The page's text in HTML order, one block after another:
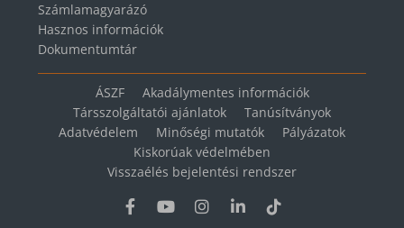
Számlamagyarázó
Hasznos információk
Dokumentumtár
ÁSZF
Akadálymentes információk
Társszolgáltatói ajánlatok
Tanúsítványok
Adatvédelem
Minőségi mutatók
Pályázatok
Kiskorúak védelmében
Visszaélés bejelentési rendszer